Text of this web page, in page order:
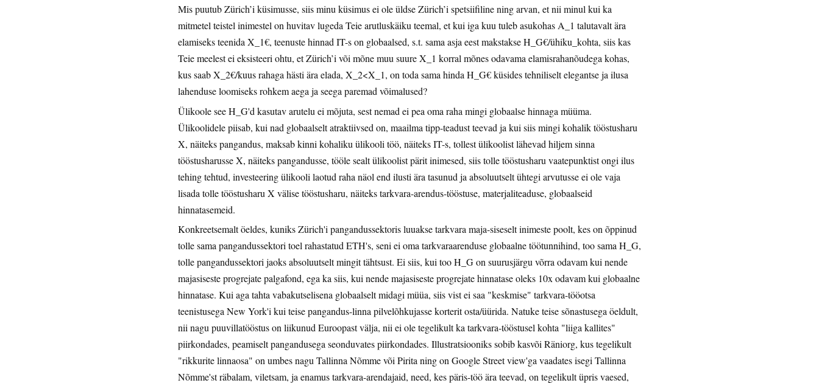
Mis puutub Zürich’i küsimusse, siis minu küsimus ei ole üldse Zürich’i spetsiifiline ning arvan, et nii minul kui ka
mitmetel teistel inimestel on huvitav lugeda Teie arutluskäiku teemal, et kui iga kuu tuleb asukohas A_1 talutavalt ära
elamiseks teenida X_1€, teenuste hinnad IT-s on globaalsed, s.t. sama asja eest makstakse H_G€/ühiku_kohta, siis kas
Teie meelest ei eksisteeri ohtu, et Zürich’i või mõne muu suure X_1 korral mõnes odavama elamisrahanõudega kohas,
kus saab X_2€/kuus rahaga hästi ära elada, X_2<X_1, on toda sama hinda H_G€ küsides tehniliselt elegantse ja ilusa
lahenduse loomiseks rohkem aega ja seega paremad võimalused?
Ülikoole see H_G'd kasutav arutelu ei mõjuta, sest nemad ei pea oma raha mingi globaalse hinnaga müüma.
Ülikoolidele piisab, kui nad globaalselt atraktiivsed on, maailma tipp-teadust teevad ja kui siis mingi kohalik tööstusharu
X, näiteks pangandus, maksab kinni kohaliku ülikooli töö, näiteks IT-s, tollest ülikoolist lähevad hiljem sinna
tööstusharusse X, näiteks pangandusse, tööle sealt ülikoolist pärit inimesed, siis tolle tööstusharu vaatepunktist ongi ilus
tehing tehtud, investeering ülikooli laotud raha näol end ilusti ära tasunud ja absoluutselt ühtegi arvutusse ei ole vaja
lisada tolle tööstusharu X välise tööstusharu, näiteks tarkvara-arendus-tööstuse, materjaliteaduse, globaalseid
hinnatasemeid.
Konkreetsemalt öeldes, kuniks Zürich'i pangandussektoris luuakse tarkvara maja-siseselt inimeste poolt, kes on õppinud
tolle sama pangandussektori toel rahastatud ETH's, seni ei oma tarkvaraarenduse globaalne töötunnihind, too sama H_G,
tolle pangandussektori jaoks absoluutselt mingit tähtsust. Ei siis, kui too H_G on suurusjärgu võrra odavam kui nende
majasiseste progrejate palgafond, ega ka siis, kui nende majasiseste progrejate hinnatase oleks 10x odavam kui globaalne
hinnatase. Kui aga tahta vabakutselisena globaalselt midagi müüa, siis vist ei saa "keskmise" tarkvara-tööotsa
teenistusega New York'i kui teise pangandus-linna pilvelõhkujasse korterit osta/üürida. Natuke teise sõnastusega öeldult,
nii nagu puuvillatööstus on liikunud Euroopast välja, nii ei ole tegelikult ka tarkvara-tööstusel kohta "liiga kallites"
piirkondades, peamiselt pangandusega seonduvates piirkondades. Illustratsiooniks sobib kasvõi Räniorg, kus tegelikult
"rikkurite linnaosa" on umbes nagu Tallinna Nõmme või Pirita ning on Google Street view'ga vaadates isegi Tallinna
Nõmme'st räbalam, viletsam, ja enamus tarkvara-arendajaid, need, kes päris-töö ära teevad, on tegelikult üpris vaesed,